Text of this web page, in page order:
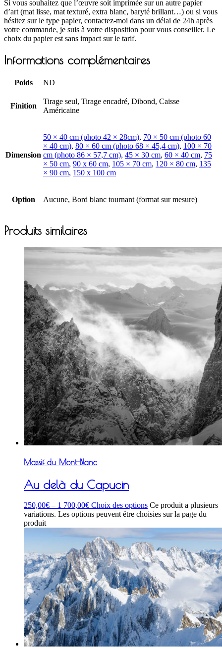
Si vous souhaitez que l’œuvre soit imprimée sur un autre papier
d’art (mat lisse, mat texturé, extra blanc, baryté brillant…) ou si vous
hésitez sur le type papier, contactez-moi dans un délai de 24h après
votre commande, je suis à votre disposition pour vous conseiller. Le
choix du papier est sans impact sur le tarif.
Informations complémentaires
Poids ND
Finition
Tirage seul, Tirage encadré, Dibond, Caisse
Américaine
Dimension
50 × 40 cm (photo 42 × 28cm), 70 × 50 cm (photo 60
× 40 cm), 80 × 60 cm (photo 68 × 45,4 cm), 100 × 70
cm (photo 86 × 57,7 cm), 45 × 30 cm, 60 × 40 cm, 75
× 50 cm, 90 x 60 cm, 105 × 70 cm, 120 × 80 cm, 135
× 90 cm, 150 x 100 cm
Option Aucune, Bord blanc tournant (format sur mesure)
Produits similaires
Massif du Mont-Blanc
Au delà du Capucin
250,00€ – 1 700,00€ Choix des options Ce produit a plusieurs
variations. Les options peuvent être choisies sur la page du
produit